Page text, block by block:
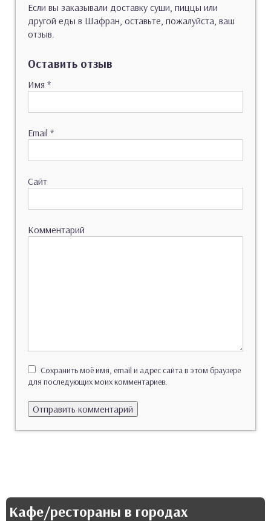
Если вы заказывали доставку суши, пиццы или
другой еды в Шафран, оставьте, пожалуйста, ваш
отзыв.
Оставить отзыв
Имя *
Email *
Сайт
Комментарий
Сохранить моё имя, email и адрес сайта в этом браузере
для последующих моих комментариев.
Кафе/рестораны в городах